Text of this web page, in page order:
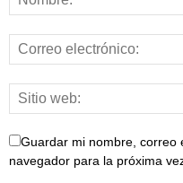
Guardar mi nombre, correo
navegador para la próxima